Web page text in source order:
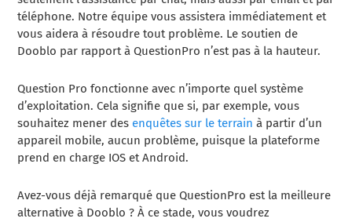
téléphone. Notre équipe vous assistera immédiatement et
vous aidera à résoudre tout problème. Le soutien de
Dooblo par rapport à QuestionPro n’est pas à la hauteur.
Question Pro fonctionne avec n’importe quel système
d’exploitation. Cela signifie que si, par exemple, vous
souhaitez mener des enquêtes sur le terrain à partir d’un
appareil mobile, aucun problème, puisque la plateforme
prend en charge IOS et Android.
Avez-vous déjà remarqué que QuestionPro est la meilleure
alternative à Dooblo ? À ce stade, vous voudrez